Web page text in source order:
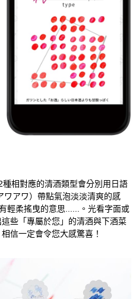
相對應的清酒類型會分別用日語
ワアワ）帶點氣泡淡淡清爽的感
輕柔搖曳的意思......。光看字面或
些「專屬於您」的清酒與下酒菜
信一定會令您大感驚喜！